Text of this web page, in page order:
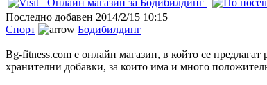
Онлайн магазин за Бодибилдинг
Последно добавен 2014/2/15 10:15
Спорт
Бодибилдинг
Bg-fitness.com е онлайн магазин, в който се
хранителни добавки, за които има и много